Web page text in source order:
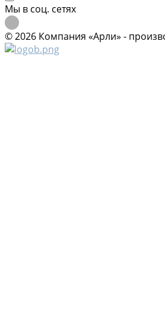
Мы в соц. сетях
© 2026 Компания «Арли» -